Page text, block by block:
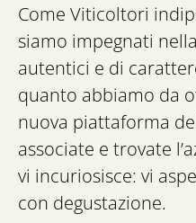
Come Viticoltori
siamo impegnati
autentici e di
quanto abbiamo da
nuova piattaforma
associate e trovate
vi incuriosisce: vi
con degustazione.